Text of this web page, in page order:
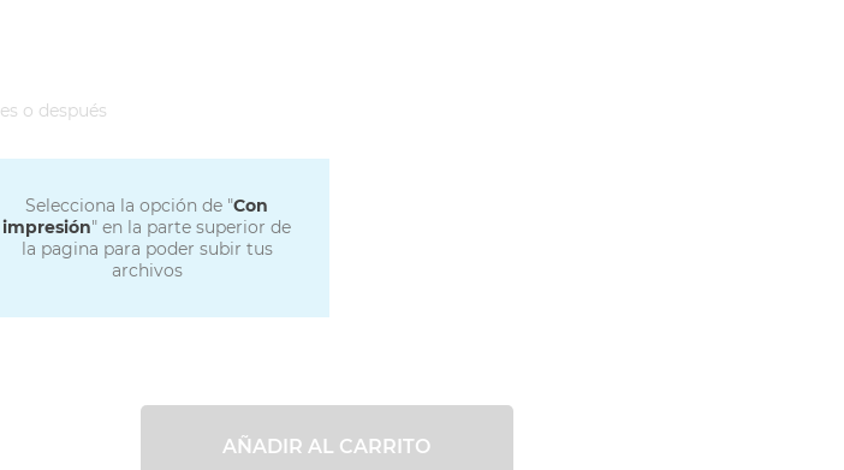
Selecciona la opción de "Con
impresión" en la parte superior de
la pagina para poder subir tus
archivos
o después
AÑADIR AL CARRITO